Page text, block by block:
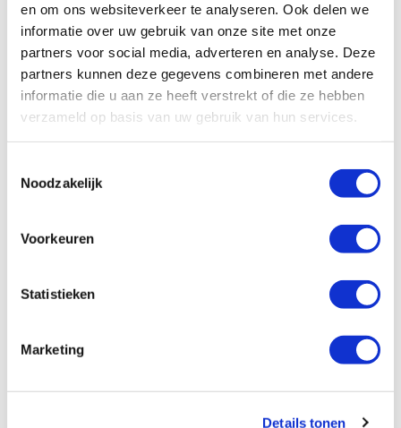
en om ons websiteverkeer te analyseren. Ook delen we
informatie over uw gebruik van onze site met onze
partners voor social media, adverteren en analyse. Deze
partners kunnen deze gegevens combineren met andere
informatie die u aan ze heeft verstrekt of die ze hebben
verzameld op basis van uw gebruik van hun services.
Noodzakelijk
Voorkeuren
Statistieken
Marketing
Details tonen
Anderen kochten ook
NIEUW
+
Beoordeling: 5/5